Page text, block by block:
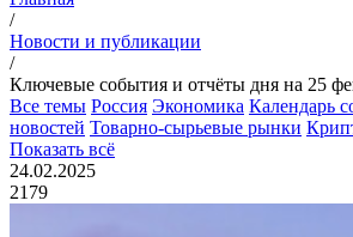
/
Новости и публикации
/
Ключевые события и отчёты дня на 25
Все темы Россия Экономика Календарь
новостей Товарно-сырьевые рынки
Показать всё
24.02.2025
2179